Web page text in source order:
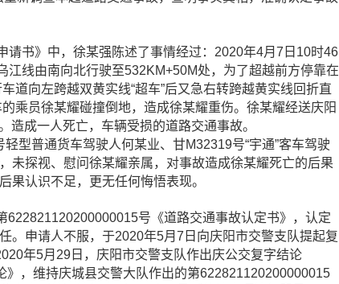
书》中，徐某强陈述了事情经过：2020年4月7日10时46
江线由南向北行驶至532KM+50M处，为了超越前方停靠在
道向左跨越双黄实线“超车”后又急右转跨越黄实线回折直
乘员徐某耀碰撞倒地，造成徐某耀重伤。徐某耀经送庆阳
成一人死亡，车辆受损的道路交通事故。
普通货车驾驶人何某业、甘M32319号“宇通”客车驾驶
未探视、慰问徐某耀亲属，对事故造成徐某耀死亡的后果
果认识不足，更无任何悔悟表现。
号《道路交通事故认定书》，认定
。申请人不服，于2020年5月7日向庆阳市交警支队提起复
年5月29日，庆阳市交警支队作出庆公交复字结论
》，维持庆城县交警大队作出的第622821120200000015